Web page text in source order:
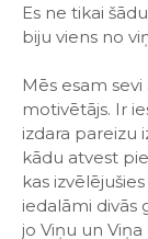
Es ne tikai
biju viens no
Mēs esam
motivētājs. Ir
izdara pareizu
kādu atvest
kas
iedalāmi divās
jo Viņu un